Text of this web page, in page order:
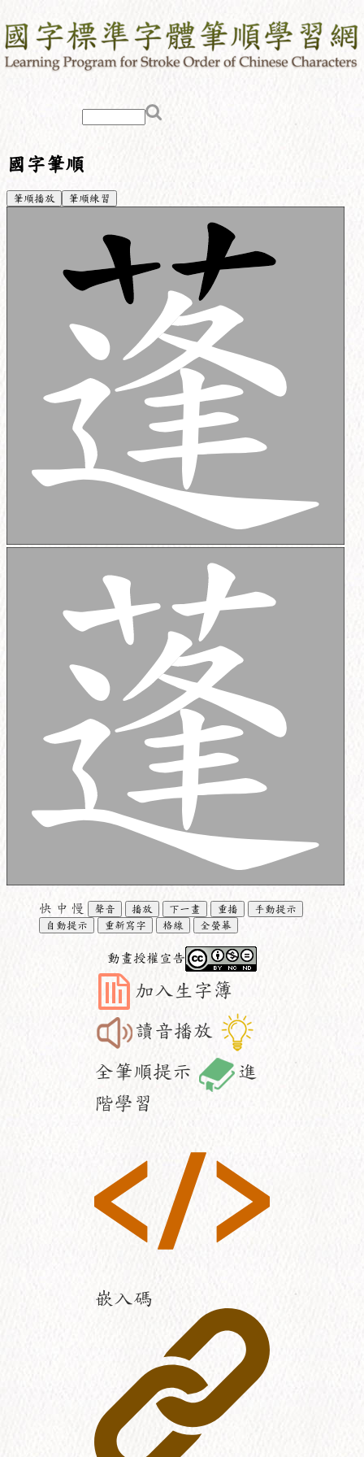
國字筆順
筆順播放 筆順練習
快 中 慢 聲音 播放 下一畫 重播
手動提示
自動提示
重新寫字 格線 全螢幕
動畫授權宣告
加入生字簿
讀音播放
全筆順提示
進
階學習
嵌入碼